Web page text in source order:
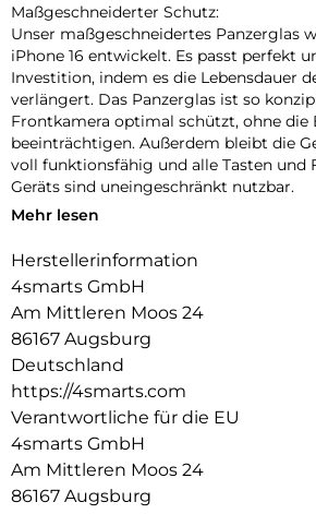
Maßgeschneiderter Schutz:
Unser maßgeschneidertes Panzerglas
iPhone 16 entwickelt. Es passt perfekt
Investition, indem es die Lebensdauer
verlängert. Das Panzerglas ist so
Frontkamera optimal schützt, ohne die
beeinträchtigen. Außerdem bleibt die
voll funktionsfähig und alle Tasten und
Geräts sind uneingeschränkt nutzbar.
Einfache Montage:
einfacher zu montieren wie eine
mitgelieferten Montagerahmen lässt
exakt positionieren und dank des
anbringen. Und wenn es Zeit ist, das
das genauso einfach. Mit unserem
einen effektiven und
Display deines Mobilgeräts.
Kristallklare Qualität:
Smartphone, sondern garantiert auch
Nutzung des Touchscreens. Trotz
Mehr lesen
Herstellerinformation
4smarts GmbH
Am Mittleren Moos 24
86167 Augsburg
Deutschland
https://4smarts.com
Verantwortliche für die EU
4smarts GmbH
Am Mittleren Moos 24
86167 Augsburg